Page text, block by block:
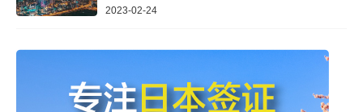
2023-02-24